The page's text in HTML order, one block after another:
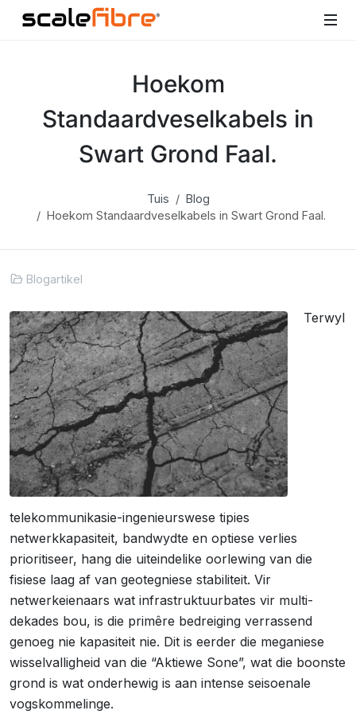
Hoekom
Standaardveselkabels in
Swart Grond Faal.
Tuis
Blog
Hoekom Standaardveselkabels in Swart Grond Faal.
Blogartikel
Terwyl
telekommunikasie-ingenieurswese tipies
netwerkkapasiteit, bandwydte en optiese verlies
prioritiseer, hang die uiteindelike oorlewing van die
fisiese laag af van geotegniese stabiliteit. Vir
netwerkeienaars wat infrastruktuurbates vir multi-
dekades bou, is die primêre bedreiging verrassend
genoeg nie kapasiteit nie. Dit is eerder die meganiese
wisselvalligheid van die “Aktiewe Sone”, wat die boonste
grond is wat onderhewig is aan intense seisoenale
vogskommelinge.